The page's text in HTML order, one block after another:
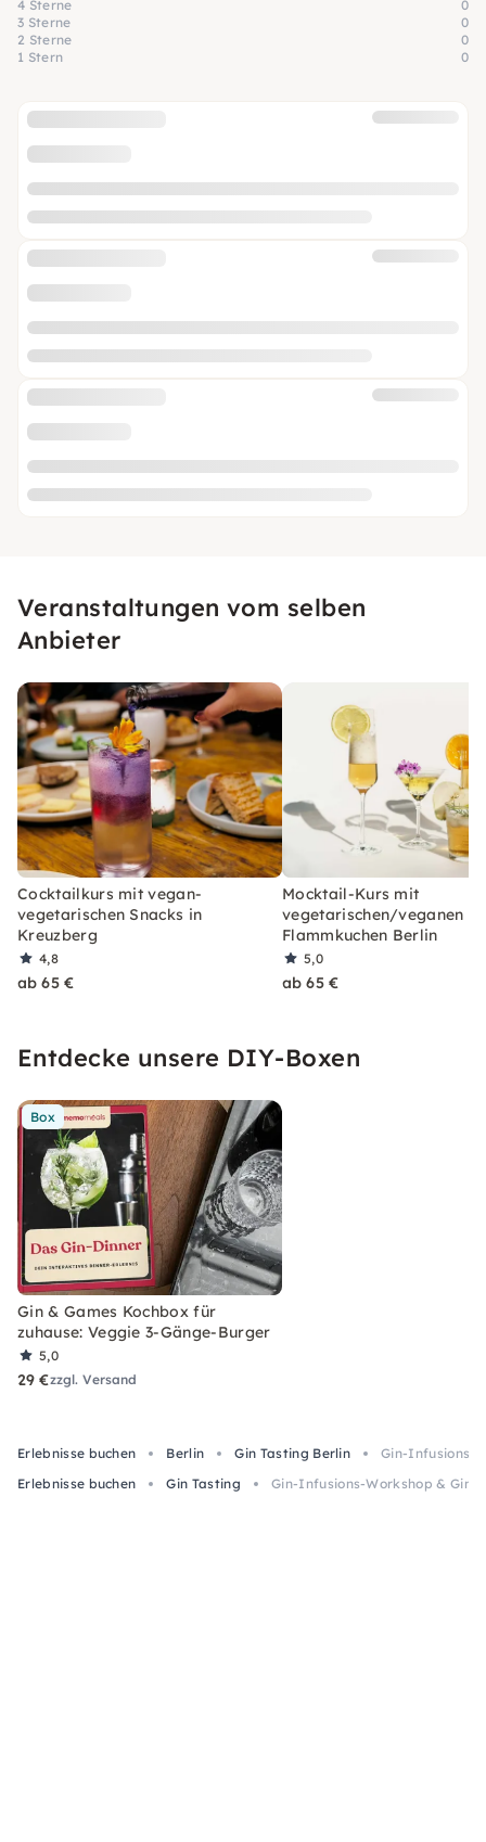
4 Sterne
0
3 Sterne
0
2 Sterne
0
1 Stern
0
Veranstaltungen vom selben
Anbieter
Cocktailkurs mit vegan-
vegetarischen Snacks in
Kreuzberg
4,8
ab 65 €
Mocktail-Kurs mit
vegetarischen/veganen
Flammkuchen Berlin
5,0
ab 65 €
Entdecke unsere DIY-Boxen
Box
Gin & Games Kochbox für
zuhause: Veggie 3-Gänge-Burger
5,0
29 €zzgl. Versand
Erlebnisse buchen Berlin Gin Tasting Berlin
Gin-Infusions-
Erlebnisse buchen
Gin Tasting Gin-Infusions-Workshop & Gin